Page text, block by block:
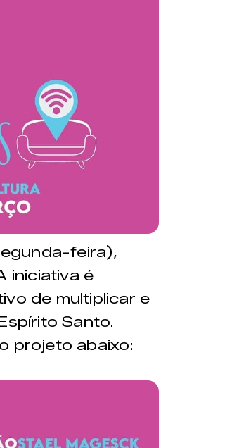
feira),
iniciativa é
de multiplicar e
Santo.
projeto abaixo: